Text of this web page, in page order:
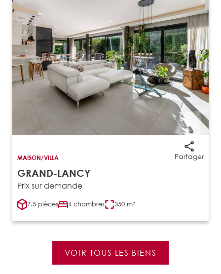
Partager
MAISON/VILLA
GRAND-LANCY
Prix sur demande
7.5 pièces 4 chambres 350 m²
VOIR TOUS LES BIENS